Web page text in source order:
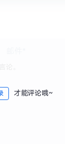
才能评论哦~